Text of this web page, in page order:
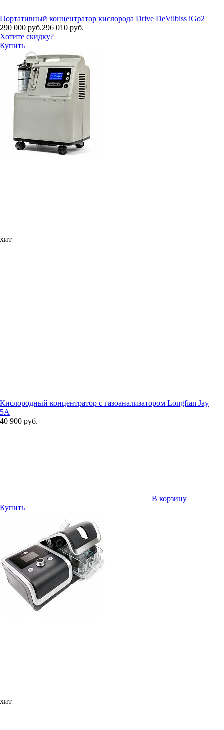
Портативный концентратор кислорода Drive DeVilbiss iGo2
290 000 руб.296 010 руб.
Хотите скидку?
Купить
хит
Кислородный концентратор с газоанализатором Longfian Jay
5A
40 900 руб.
В корзину
Купить
хит